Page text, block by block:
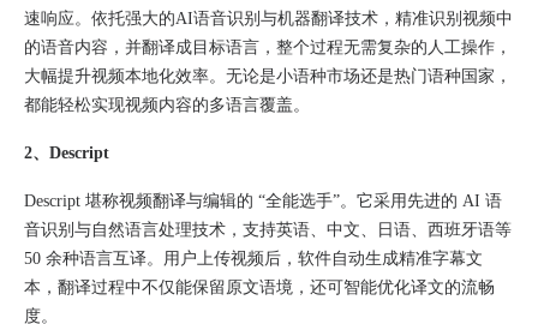
速响应。依托强大的AI语音识别与机器翻译技术，精准识别视频中
的语音内容，并翻译成目标语言，整个过程无需复杂的人工操作，
大幅提升视频本地化效率。无论是小语种市场还是热门语种国家，
都能轻松实现视频内容的多语言覆盖。
2、Descript
Descript 堪称视频翻译与编辑的 “全能选手”。它采用先进的 AI 语
音识别与自然语言处理技术，支持英语、中文、日语、西班牙语等
50 余种语言互译。用户上传视频后，软件自动生成精准字幕文
本，翻译过程中不仅能保留原文语境，还可智能优化译文的流畅
度。